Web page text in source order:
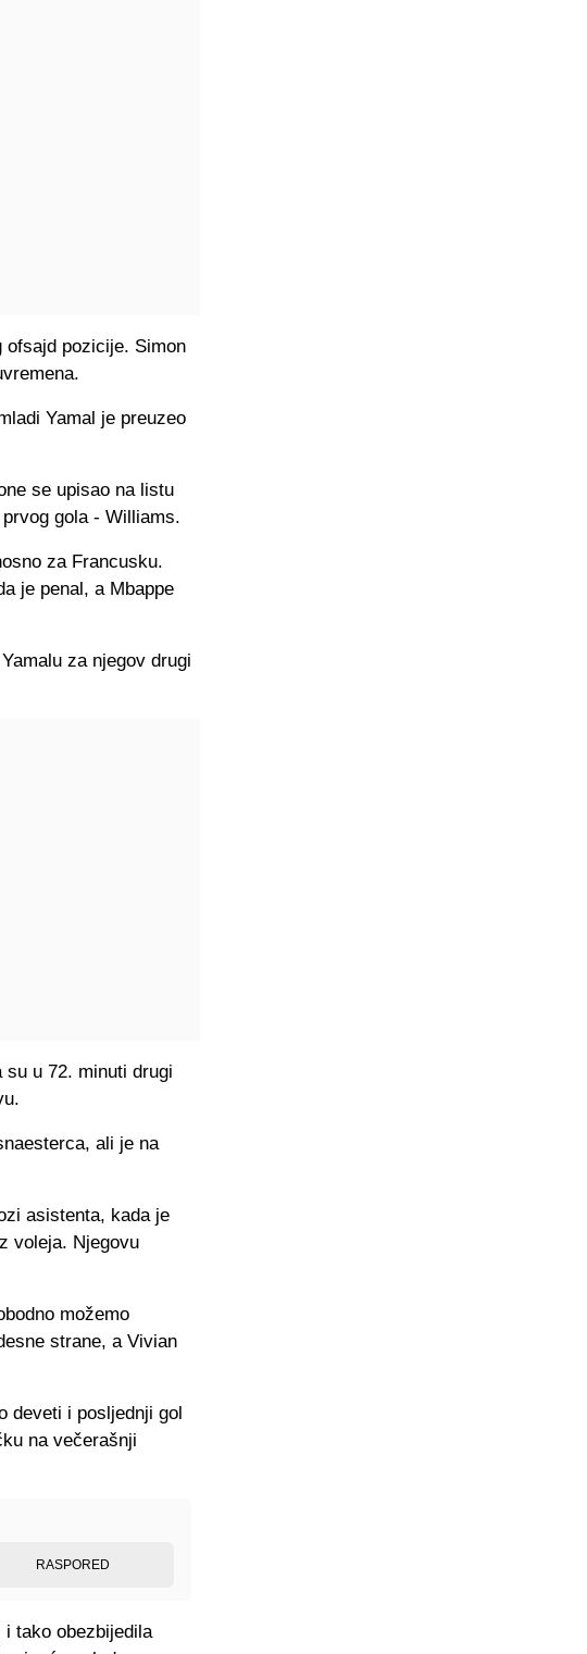
ofsajd pozicije. Simon
Yamal je preuzeo
se upisao na listu
gola - Williams.
za Francusku.
je penal, a Mbappe
za njegov drugi
u 72. minuti drugi
ali je na
asistenta, kada je
voleja. Njegovu
možemo
strane, a Vivian
deveti i posljednji gol
na večerašnji
RASPORED
tako obezbijedila